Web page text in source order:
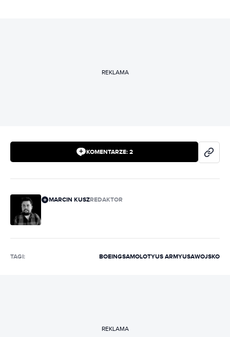
REKLAMA
KOMENTARZE: 2
MARCIN KUSZREDAKTOR
TAGI: BOEINGSAMOLOTYUS ARMYUSAWOJSKO
REKLAMA